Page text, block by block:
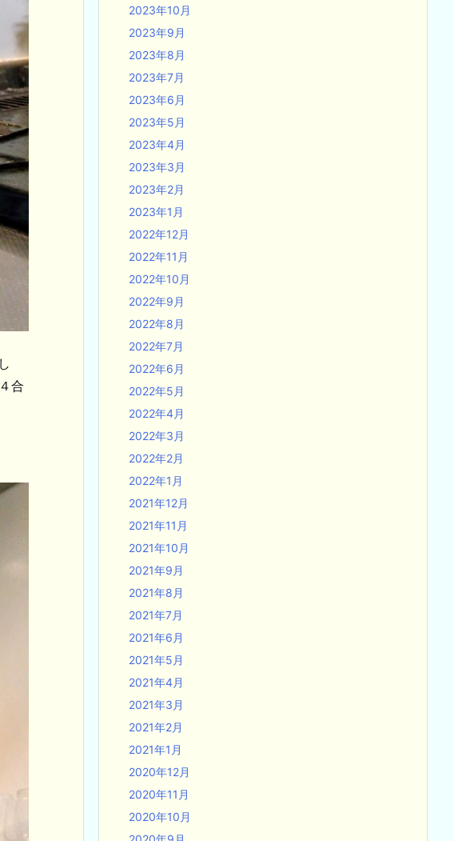
合
2023年10月
2023年9月
2023年8月
2023年7月
2023年6月
2023年5月
2023年4月
2023年3月
2023年2月
2023年1月
2022年12月
2022年11月
2022年10月
2022年9月
2022年8月
2022年7月
2022年6月
2022年5月
2022年4月
2022年3月
2022年2月
2022年1月
2021年12月
2021年11月
2021年10月
2021年9月
2021年8月
2021年7月
2021年6月
2021年5月
2021年4月
2021年3月
2021年2月
2021年1月
2020年12月
2020年11月
2020年10月